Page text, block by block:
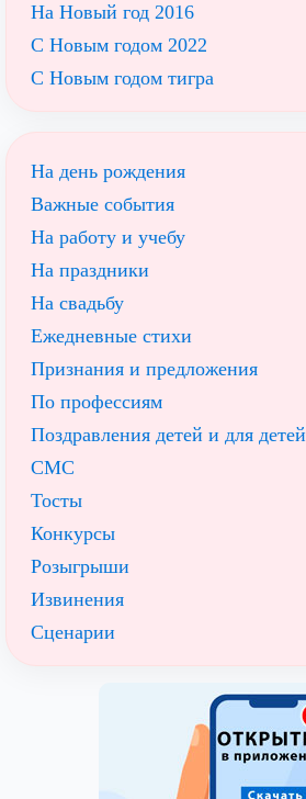
На Новый год 2016
С Новым годом 2022
С Новым годом тигра
На день рождения
Важные события
На работу и учебу
На праздники
На свадьбу
Ежедневные стихи
Признания и предложения
По профессиям
Поздравления детей и для детей
СМС
Тосты
Конкурсы
Розыгрыши
Извинения
Сценарии